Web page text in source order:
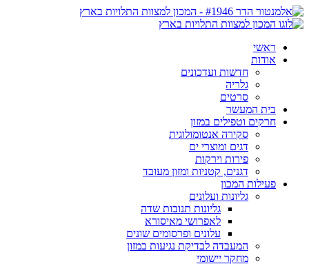
ראשי
אודות
חדשות ועדכונים
גלריה
סרטים
בית המעשר
חרקים וטפילים במזון
סקירה אנטומולוגית
דגים ומוצרי ים
פירות וירקות
דגנים, קטניות ומזון מעובד
פעילות המכון
גליונות ועלונים
גליונות תנובות שדה
לאפרושי מאיסורא
עלונים ופרסומים שונים
המעבדה לבדיקת נגיעות במזון
מחקר יישומי